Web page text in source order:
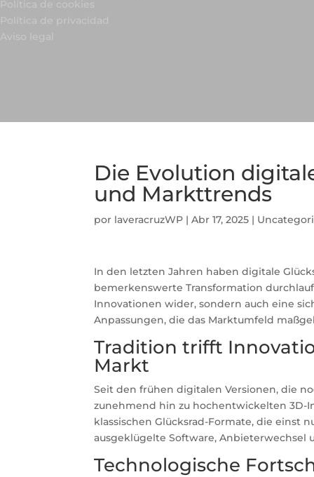
Die Evolution
und Markttrends
por laveracruzWP |Abr 17, 2025 |
In den letzten Jahren haben digitale
bemerkenswerte Transformation
Innovationen wider, sondern auch eine
Anpassungen, die das Marktumfeld
Tradition trifft
Markt
Seit den frühen digitalen Versionen, die
zunehmend hin zu hochentwickelten
klassischen Glücksrad-Formate, die einst
ausgeklügelte Software, Anbieterwechsel
Technologische